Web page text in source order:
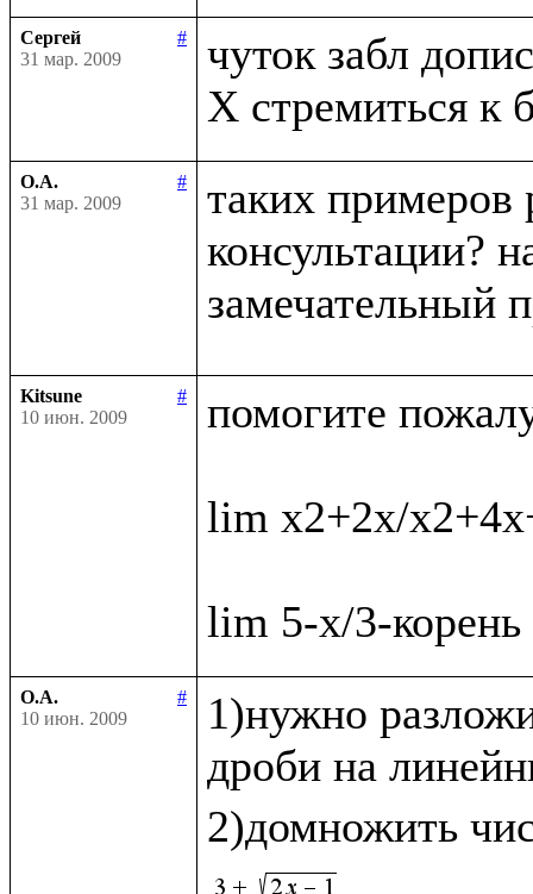
Сергей
#
31 мар. 2009
чуток забл
О.А.
#
31 мар. 2009
таких
консультации?
замечательный
Kitsune
#
10 июн. 2009
помогите
lim x2+2x/
О.А.
#
10 июн. 2009
1)нужно
дроби на
2)домножить